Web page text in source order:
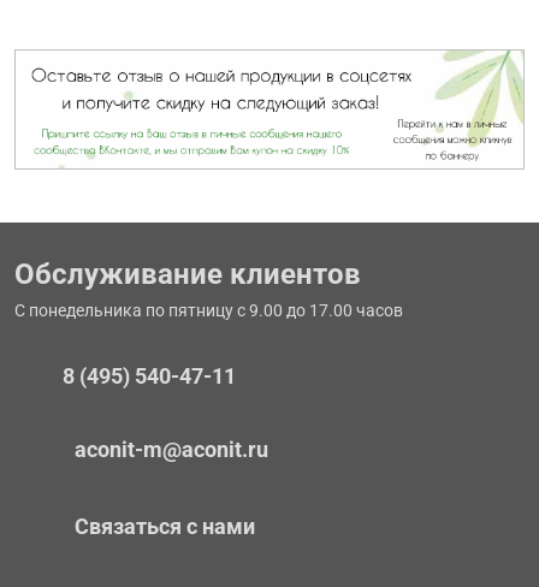
Обслуживание клиентов
С понедельника по пятницу с 9.00 до 17.00 часов
8 (495) 540-47-11
aconit-m@aconit.ru
Связаться с нами